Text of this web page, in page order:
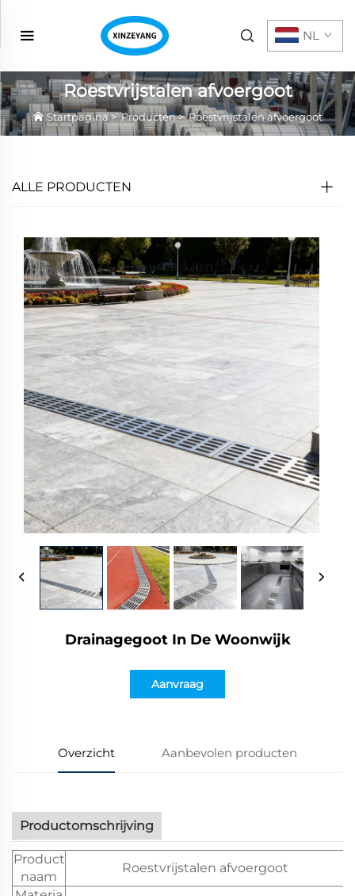
NL
Roestvrijstalen afvoergoot
Startpagina>Producten>Roestvrijstalen afvoergoot
ALLE PRODUCTEN
Drainagegoot In De Woonwijk
Aanvraag
Overzicht Aanbevolen producten
Productomschrijving
Product
naam
Roestvrijstalen afvoergoot